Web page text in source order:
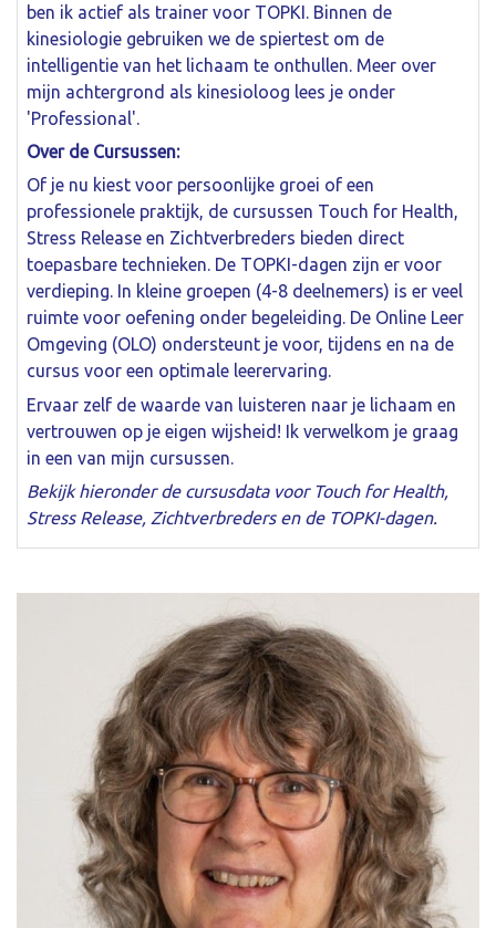
ben ik actief als trainer voor TOPKI. Binnen de
kinesiologie gebruiken we de spiertest om de
intelligentie van het lichaam te onthullen. Meer over
mijn achtergrond als kinesioloog lees je onder
'Professional'.
Over de Cursussen:
Of je nu kiest voor persoonlijke groei of een
professionele praktijk, de cursussen Touch for Health,
Stress Release en Zichtverbreders bieden direct
toepasbare technieken. De TOPKI-dagen zijn er voor
verdieping. In kleine groepen (4-8 deelnemers) is er veel
ruimte voor oefening onder begeleiding. De Online Leer
Omgeving (OLO) ondersteunt je voor, tijdens en na de
cursus voor een optimale leerervaring.
Ervaar zelf de waarde van luisteren naar je lichaam en
vertrouwen op je eigen wijsheid! Ik verwelkom je graag
in een van mijn cursussen.
Bekijk hieronder de cursusdata voor Touch for Health,
Stress Release, Zichtverbreders en de TOPKI-dagen.